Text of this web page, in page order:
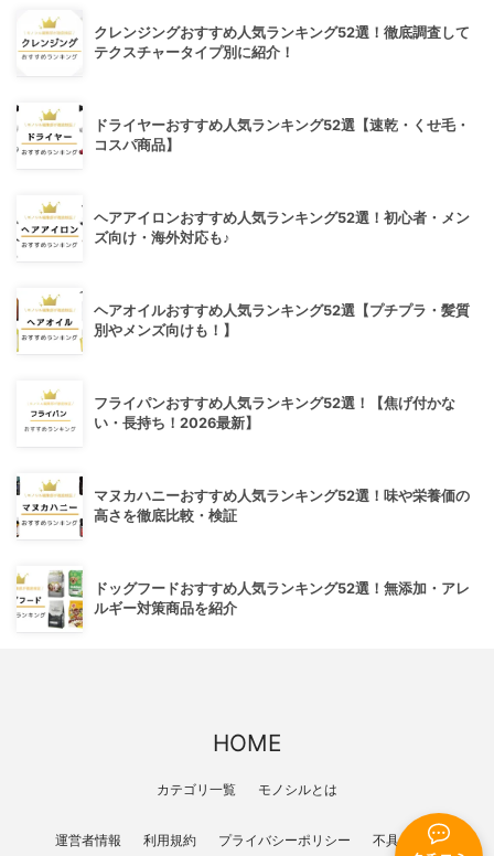
クレンジングおすすめ人気ランキング52選！徹底調査して
テクスチャータイプ別に紹介！
ドライヤーおすすめ人気ランキング52選【速乾・くせ毛・
コスパ商品】
ヘアアイロンおすすめ人気ランキング52選！初心者・メン
ズ向け・海外対応も♪
ヘアオイルおすすめ人気ランキング52選【プチプラ・髪質
別やメンズ向けも！】
フライパンおすすめ人気ランキング52選！【焦げ付かな
い・長持ち！2026最新】
マヌカハニーおすすめ人気ランキング52選！味や栄養価の
高さを徹底比較・検証
ドッグフードおすすめ人気ランキング52選！無添加・アレ
ルギー対策商品を紹介
HOME
カテゴリ一覧 モノシルとは
運営者情報 利用規約 プライバシーポリシー 不具合報告